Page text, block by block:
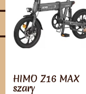
HIMO Z16 MAX
szary